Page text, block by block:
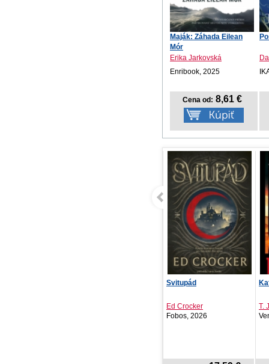
Maják: Záhada Eilean
Mór
Erika Jarkovská
Enribook, 2025
Cena od: 8,61 €
Svitupád
Ed Crocker
Fobos, 2026
T.